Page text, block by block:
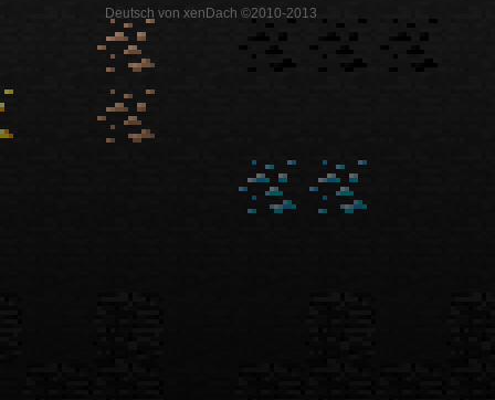
Deutsch von xenDach ©2010-2013